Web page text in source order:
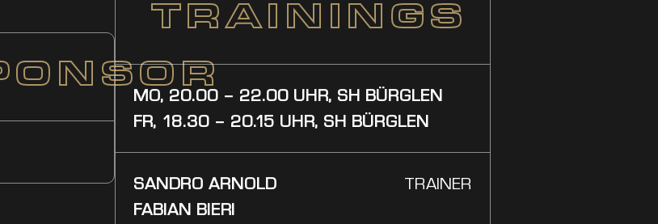
TRAININGS
MO, 20.00 – 22.00 UHR, SH BÜRGLEN
FR, 18.30 – 20.15 UHR, SH BÜRGLEN
SANDRO ARNOLD
FABIAN BIERI
TRAINER